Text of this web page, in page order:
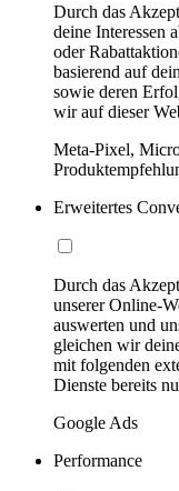
Durch das
deine Interessen
oder
basierend auf
sowie deren
wir auf dieser
Meta-Pixel,
Erweitertes
Durch das
unserer Online-
auswerten und
gleichen wir
mit folgenden
Dienste bereits
Google Ads
Performance